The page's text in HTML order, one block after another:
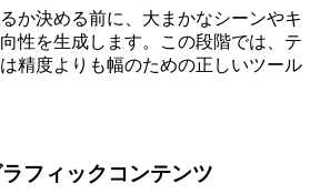
か決める前に、大まかなシーンやキ
性を生成します。この段階では、テ
精度よりも幅のための正しいツール
フィックコンテンツ